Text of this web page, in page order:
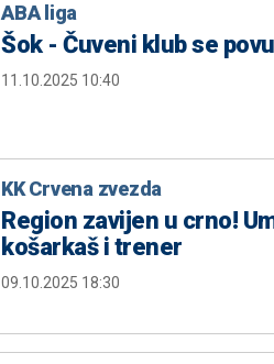
ABA liga
Šok - Čuveni klub se
11.10.2025 10:40
KK Crvena zvezda
Region zavijen u crno!
košarkaš i trener
09.10.2025 18:30